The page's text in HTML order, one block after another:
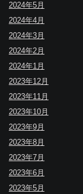
2024年5月
2024年4月
2024年3月
2024年2月
2024年1月
2023年12月
2023年11月
2023年10月
2023年9月
2023年8月
2023年7月
2023年6月
2023年5月